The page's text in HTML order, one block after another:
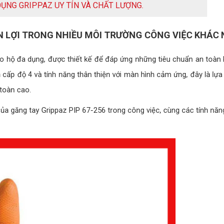
GRIPPAZ UY TÍN VÀ CHẤT LƯỢNG.
TRONG NHIỀU MÔI TRƯỜNG CÔNG VIỆC KHÁC
hộ đa dụng, được thiết kế để đáp ứng những tiêu chuẩn an toàn
độ 4 và tính năng thân thiện với màn hình cảm ứng, đây là
cao.
găng tay Grippaz PIP 67-256 trong công việc, cùng các tính